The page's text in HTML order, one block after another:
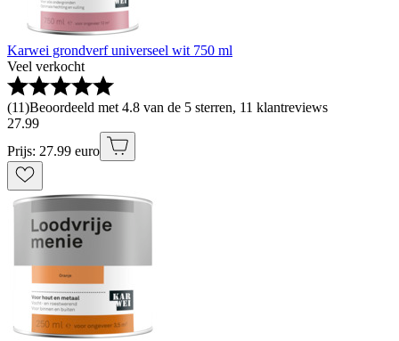
Karwei grondverf universeel wit 750 ml
Veel verkocht
(11)Beoordeeld met 4.8 van de 5 sterren, 11 klantreviews
27.99
Prijs: 27.99 euro